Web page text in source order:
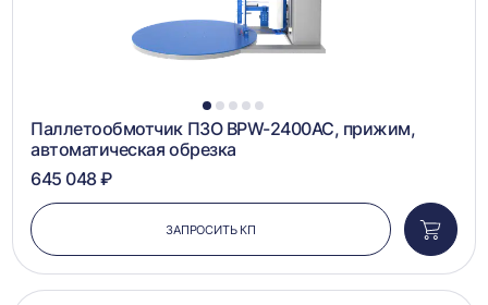
1 2 3 4 5
Паллетообмотчик ПЗО BPW-2400AC, прижим,
автоматическая обрезка
645 048 ₽
ЗАПРОСИТЬ КП
в